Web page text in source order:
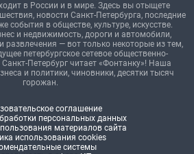
в России и в мире. Здесь вы отыщете
новости Санкт-Петербурга, последние
события в обществе, культуре, искусстве.
и недвижимость, дороги и автомобили,
развлечения — вот только некоторые из тем,
петербургское сетевое общественно-
Санкт-Петербург читает «Фонтанку»! Наша
и политики, чиновники, десятки тысяч
горожан.
соглашение
персональных данных
материалов сайта
использования cookies
системы